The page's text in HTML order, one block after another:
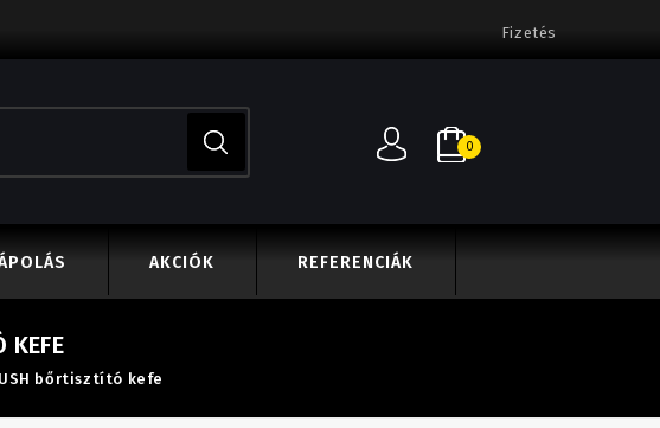
Fizetés
0
AKCIÓK REFERENCIÁK
KEFE
bőrtisztító kefe